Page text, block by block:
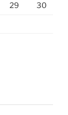
29 30